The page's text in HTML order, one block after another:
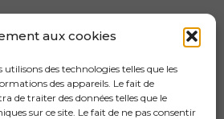
aux cookies
des technologies telles que les
des appareils. Le fait de
de traiter des données telles que le
sur ce site. Le fait de ne pas consentir